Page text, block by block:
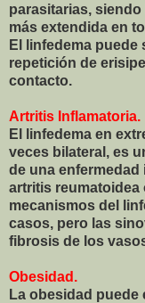
parasitarias,
más extendida en
El linfedema
repetición de
contacto.
Artritis Inflamatoria.
El linfedema en
veces bilateral, es
de una
artritis
mecanismos del
casos, pero las
fibrosis de los
Obesidad.
La obesidad